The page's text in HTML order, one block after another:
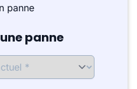
panne
panne